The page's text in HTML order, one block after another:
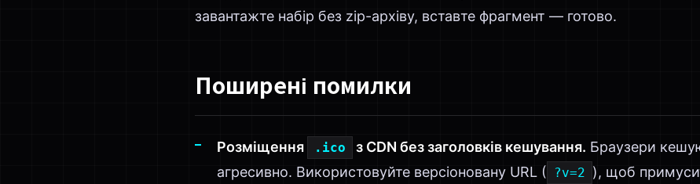
завантажте набір без zip-архіву, вставте фрагмент — готово.
Поширені помилки
Розміщення .ico з CDN без заголовків кешування. Браузери
агресивно. Використовуйте версіоновану URL (
?v=2 ), щоб